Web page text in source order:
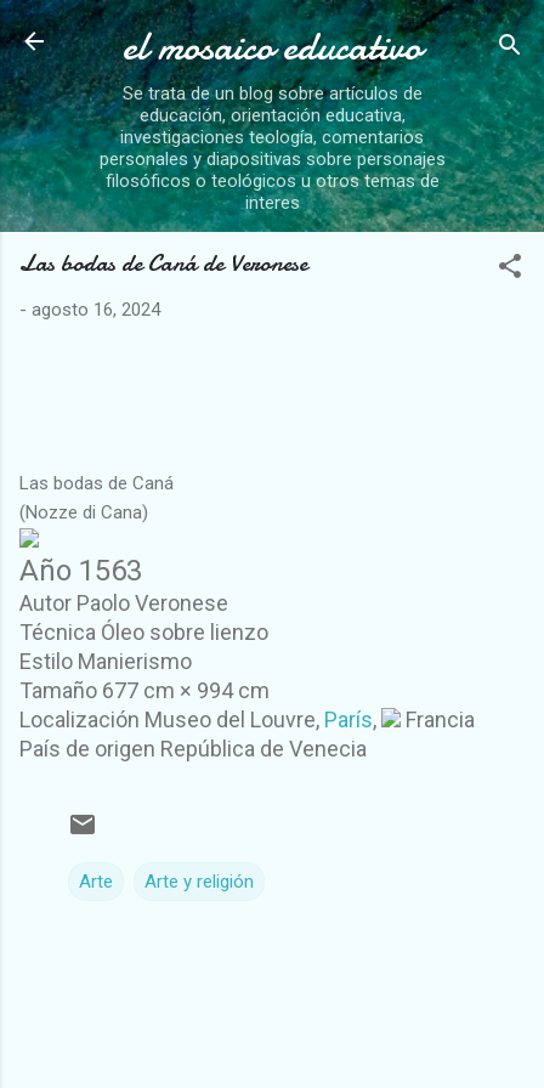
Ir al contenido principal
el mosaico educativo
Se trata de un blog sobre artículos de
educación, orientación educativa,
investigaciones teología, comentarios
personales y diapositivas sobre personajes
filosóficos o teológicos u otros temas de
interes
Las bodas de Caná de Veronese
- agosto 16, 2024
Las bodas de Caná
(Nozze di Cana)
Año 1563
Autor Paolo Veronese
Técnica Óleo sobre lienzo
Estilo Manierismo
Tamaño 677 cm × 994 cm
Localización Museo del Louvre, París,
Francia
País de origen República de Venecia
Arte Arte y religión